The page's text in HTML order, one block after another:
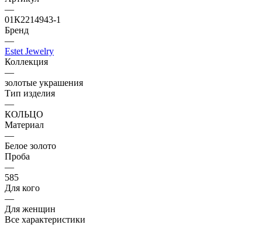
—
01К2214943-1
Бренд
—
Estet Jewelry
Коллекция
—
золотые украшения
Тип изделия
—
КОЛЬЦО
Материал
—
Белое золото
Проба
—
585
Для кого
—
Для женщин
Все характеристики